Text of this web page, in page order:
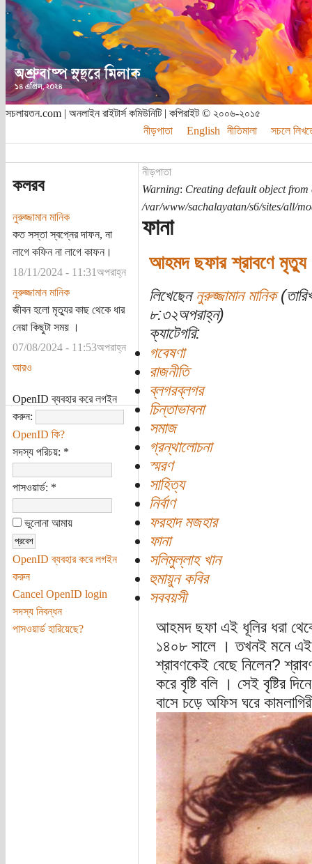
সচলায়তন.com | অনলাইন রাইটার্স কমিউনিটি | কপিরাইট © ২০০৬-২০১৫
নীড়পাতা
English নীতিমালা সচলে
কলরব
নুরুজ্জামান মানিক
কত সস্তা স্বপ্নের দাফন, না
লাগে কফিন না লাগে কাফন।
18/11/2024 - 11:31অপরাহ্ন
নুরুজ্জামান মানিক
জীবন হলো মৃত্যুর কাছ থেকে ধার
নেয়া কিছুটা সময় ।
07/08/2024 - 11:53অপরাহ্ন
আরও
OpenID ব্যবহার করে লগইন
করুন:
OpenID কি?
সদস্য পরিচয়: *
পাসওয়ার্ড: *
ভুলোনা আমায়
OpenID ব্যবহার করে লগইন
করুন
Cancel OpenID login
সদস্য নিবন্ধন
পাসওয়ার্ড হারিয়েছে?
নীড়পাতা
Warning: Creating default object from
/var/www/sachalayatan/s6/sites/all/
ফানা
আহমদ ছফার শ্রাবণে মৃত্যু
লিখেছেন নুরুজ্জামান মানিক
৮:৩২অপরাহ্ন)
ক্যাটেগরি:
গবেষণা
রাজনীতি
ব্লগরব্লগর
চিন্তাভাবনা
সমাজ
গ্রন্থালোচনা
স্মরণ
সাহিত্য
নির্বাণ
ফরহাদ মজহার
ফানা
সলিমুল্লাহ খান
হুমায়ুন কবির
সববয়সী
আহমদ ছফা এই ধূলির ধরা থেকে
১৪০৮ সালে । তখনই মনে এই
শ্রাবণকেই বেছে নিলেন?
করে বৃষ্টি বলি । সেই বৃষ্টির
বাসে চড়ে অফিস ঘরে